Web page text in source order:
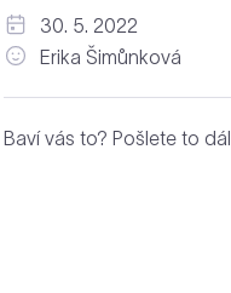
30. 5. 2022
Erika Šimůnková
Baví vás to? Pošlete to dál